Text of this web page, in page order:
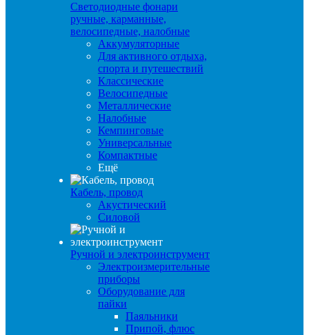
Светодиодные фонари
ручные, карманные,
велосипедные, налобные
Аккумуляторные
Для активного отдыха,
спорта и путешествий
Классические
Велосипедные
Металлические
Налобные
Кемпинговые
Универсальные
Компактные
Ещё
Кабель, провод
Акустический
Силовой
Ручной и электроинструмент
Электроизмерительные
приборы
Оборудование для
пайки
Паяльники
Припой, флюс